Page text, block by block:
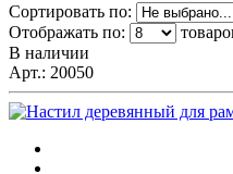
Сортировать по:
Отображать по:
В наличии
Арт.: 20050